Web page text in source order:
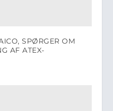
SPØRGER OM
AF ATEX-